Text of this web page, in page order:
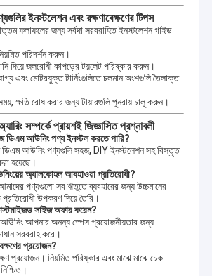
ইনস্টলেশন এবং রক্ষণাবেক্ষণের টিপস
ফলাফলের জন্য সর্বদা সরবরাহিত ইনস্টলেশন গাইড
পরিদর্শন করুন।
দিয়ে জলরোধী কাপড়ের টয়লেট পরিষ্কার করুন।
এবং মোটরযুক্ত টার্নিংগুলিতে চলমান অংশগুলি তৈলাক্ত
ক্ষতি রোধ করার জন্য টায়ারগুলি পুনরায় চালু করুন।
সম্পর্কে প্রায়শই জিজ্ঞাসিত প্রশ্নাবলী
ডিএম আউনিং পণ্য ইনস্টল করতে পারি?
আউনিং পণ্যগুলি সহজ, DIY ইনস্টলেশন সহ বিস্তৃত
হয়েছে।
অ্যালকোহল আবহাওয়া প্রতিরোধী?
পণ্যগুলো সব ঋতুতে ব্যবহারের জন্য উচ্চমানের
উপকরণ দিয়ে তৈরি।
সাইজ অফার করেন?
আপনার অনন্য স্পেস প্রয়োজনীয়তার জন্য
সরবরাহ করে।
প্রয়োজন?
প্রয়োজন। নিয়মিত পরিষ্কার এবং মাঝে মাঝে চেক